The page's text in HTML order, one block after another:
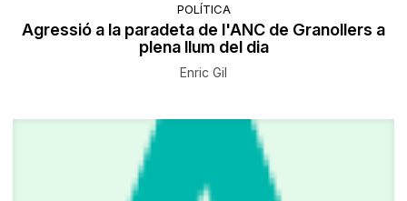
POLÍTICA
Agressió a la paradeta de l'ANC de Granollers a
plena llum del dia
Enric Gil